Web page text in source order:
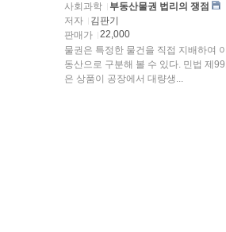
사회과학
부동산물권 법리의 쟁점
저자
김판기
판매가
22,000
물권은 특정한 물건을 직접 지배하여
동산으로 구분해 볼 수 있다. 민법 제
은 상품이 공장에서 대량생...